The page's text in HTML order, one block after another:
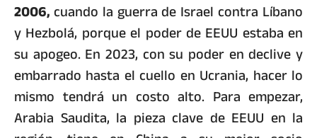
2006,cuando la guerra de Israel contra Líbano
y Hezbolá, porque el poder de EEUU estaba en
su apogeo. En 2023, con su poder en declive y
embarrado hasta el cuello en Ucrania, hacer lo
mismo tendrá un costo alto. Para empezar,
Arabia Saudita, la pieza clave de EEUU en la